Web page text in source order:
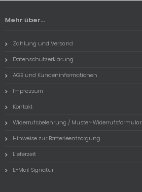
Mehr über...
Zahlung und Versand
Datenschutzerklärung
AGB und Kundeninformationen
Impressum
Kontakt
Widerrufsbelehrung / Muster-Widerrufsformular
Hinweise zur Batterieentsorgung
Lieferzeit
E-Mail Signatur